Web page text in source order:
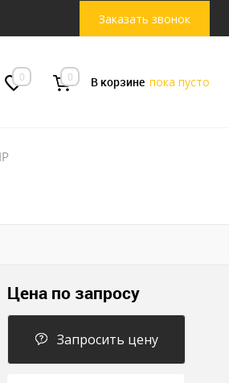
Заказать звонок
0 0 В корзине пока пусто
Цена по запросу
Запросить цену